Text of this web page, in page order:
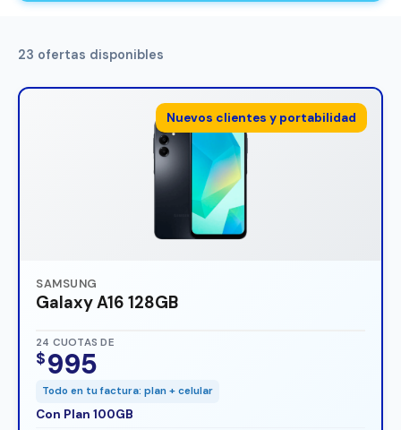
23 ofertas disponibles
Nuevos clientes y portabilidad
SAMSUNG
Galaxy A16 128GB
24 CUOTAS DE
$995
Todo en tu factura: plan + celular
Con Plan 100GB